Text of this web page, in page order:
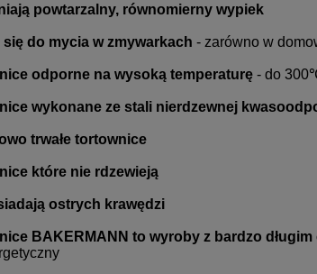
powtarzalny, równomierny wypiek
się do mycia w zmywarkach - zarówno w
odporne na wysoką temperaturę - do
wykonane ze stali nierdzewnej
trwałe tortownice
które nie rdzewieją
ostrych krawędzi
BAKERMANN to wyroby z bardzo